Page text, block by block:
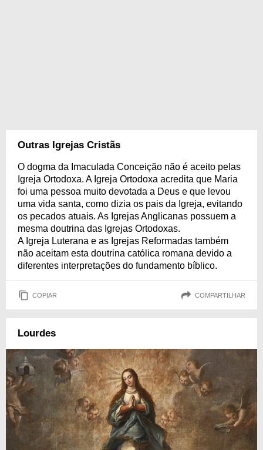
Outras Igrejas Cristãs
O dogma da Imaculada Conceição não é aceito pelas
Igreja Ortodoxa. A Igreja Ortodoxa acredita que Maria
foi uma pessoa muito devotada a Deus e que levou
uma vida santa, como dizia os pais da Igreja, evitando
os pecados atuais. As Igrejas Anglicanas possuem a
mesma doutrina das Igrejas Ortodoxas.
A Igreja Luterana e as Igrejas Reformadas também
não aceitam esta doutrina católica romana devido a
diferentes interpretações do fundamento bíblico.
COPIAR COMPARTILHAR
Lourdes